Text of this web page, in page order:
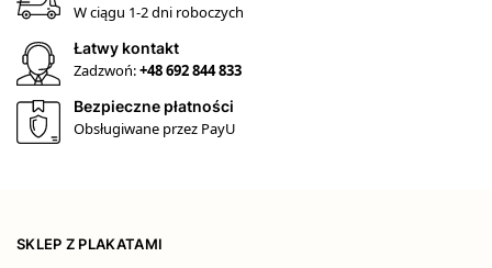
W ciągu 1-2 dni roboczych
Łatwy kontakt
Zadzwoń:+48 692 844 833
Bezpieczne płatności
Obsługiwane przez PayU
SKLEP Z PLAKATAMI